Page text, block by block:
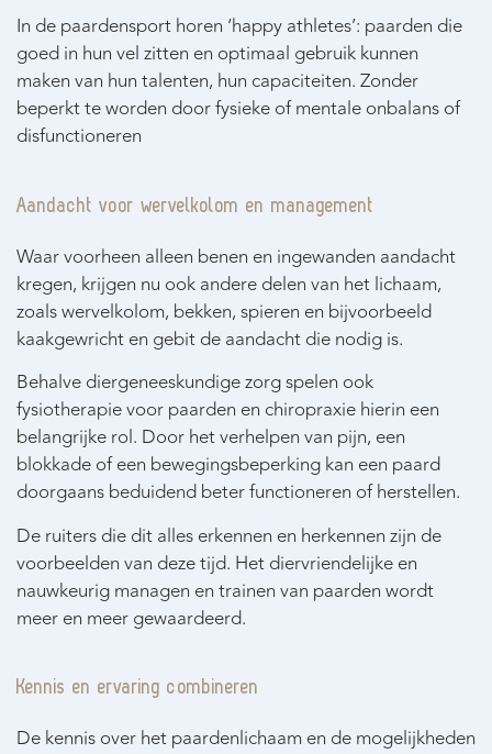
In de paardensport horen ‘happy athletes’: paarden die
goed in hun vel zitten en optimaal gebruik kunnen
maken van hun talenten, hun capaciteiten. Zonder
beperkt te worden door fysieke of mentale onbalans of
disfunctioneren
Aandacht voor wervelkolom en management
Waar voorheen alleen benen en ingewanden aandacht
kregen, krijgen nu ook andere delen van het lichaam,
zoals wervelkolom, bekken, spieren en bijvoorbeeld
kaakgewricht en gebit de aandacht die nodig is.
Behalve diergeneeskundige zorg spelen ook
fysiotherapie voor paarden en chiropraxie hierin een
belangrijke rol. Door het verhelpen van pijn, een
blokkade of een bewegingsbeperking kan een paard
doorgaans beduidend beter functioneren of herstellen.
De ruiters die dit alles erkennen en herkennen zijn de
voorbeelden van deze tijd. Het diervriendelijke en
nauwkeurig managen en trainen van paarden wordt
meer en meer gewaardeerd.
Kennis en ervaring combineren
De kennis over het paardenlichaam en de mogelijkheden